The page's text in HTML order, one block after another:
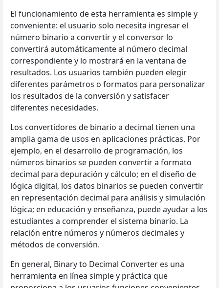
El funcionamiento de esta herramienta es simple y
conveniente: el usuario solo necesita ingresar el
número binario a convertir y el conversor lo
convertirá automáticamente al número decimal
correspondiente y lo mostrará en la ventana de
resultados. Los usuarios también pueden elegir
diferentes parámetros o formatos para personalizar
los resultados de la conversión y satisfacer
diferentes necesidades.
Los convertidores de binario a decimal tienen una
amplia gama de usos en aplicaciones prácticas. Por
ejemplo, en el desarrollo de programación, los
números binarios se pueden convertir a formato
decimal para depuración y cálculo; en el diseño de
lógica digital, los datos binarios se pueden convertir
en representación decimal para análisis y simulación
lógica; en educación y enseñanza, puede ayudar a los
estudiantes a comprender el sistema binario. La
relación entre números y números decimales y
métodos de conversión.
En general, Binary to Decimal Converter es una
herramienta en línea simple y práctica que